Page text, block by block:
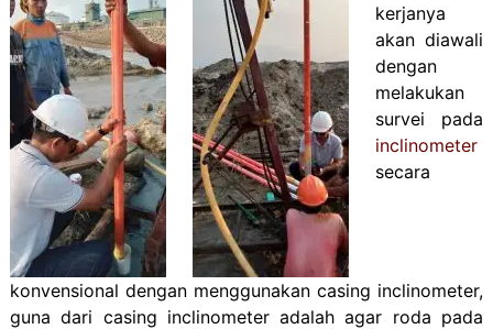
kerjanya
akan diawali
dengan
melakukan
survei pada
inclinometer
secara
konvensional dengan menggunakan casing inclinometer,
guna dari casing inclinometer adalah agar roda pada